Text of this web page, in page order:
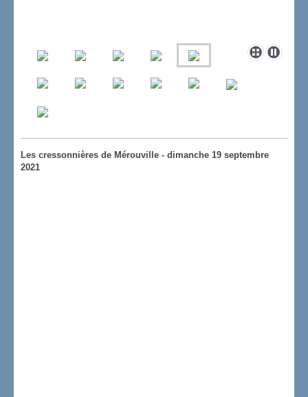
Les cressonnières de Mérouville - dimanche 19 septembre
2021